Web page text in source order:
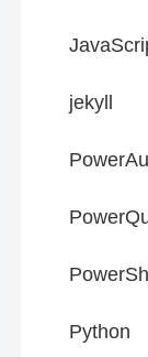
jekyll
Python